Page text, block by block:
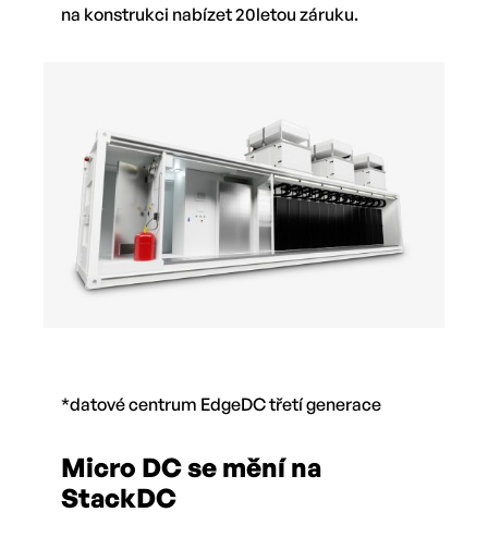
na konstrukci nabízet 20letou záruku.
*datové centrum EdgeDC třetí generace
Micro DC se mění na
StackDC